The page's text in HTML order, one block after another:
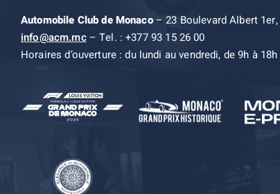
Automobile Club de Monaco– 23 Boulevard Albert
info@acm.mc– Tel. : +377 93 15 26 00
Horaires d’ouverture : du lundi au vendredi, de 9h à